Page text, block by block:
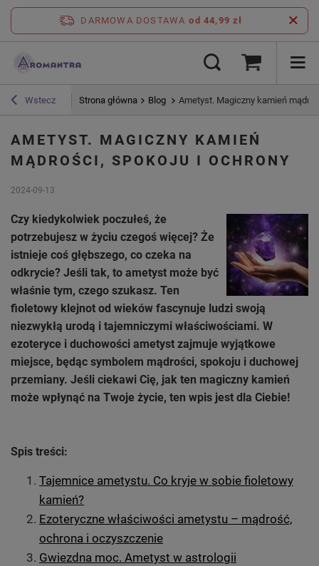
DARMOWA DOSTAWA od 44,99 zł
Wstecz Strona główna Blog Ametyst. Magiczny kamień
AMETYST. MAGICZNY KAMIEŃ
MĄDROŚCI, SPOKOJU I OCHRONY
2024-09-13
Czy kiedykolwiek poczułeś, że
potrzebujesz w życiu czegoś więcej? Że
istnieje coś głębszego, co czeka na
odkrycie? Jeśli tak, to ametyst może być
właśnie tym, czego szukasz. Ten
fioletowy klejnot od wieków fascynuje ludzi swoją
niezwykłą urodą i tajemniczymi właściwościami. W
ezoteryce i duchowości ametyst zajmuje wyjątkowe
miejsce, będąc symbolem mądrości, spokoju i duchowej
przemiany. Jeśli ciekawi Cię, jak ten magiczny kamień
może wpłynąć na Twoje życie, ten wpis jest dla Ciebie!
Spis treści:
Tajemnice ametystu. Co kryje w sobie fioletowy
kamień?
Ezoteryczne właściwości ametystu – mądrość,
ochrona i oczyszczenie
Gwiezdna moc. Ametyst w astrologii